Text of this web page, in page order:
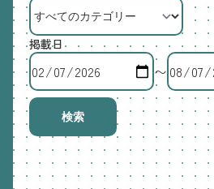
掲載日
〜
検索